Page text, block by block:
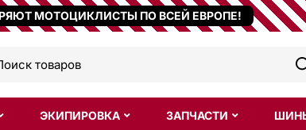
МОТОЦИКЛИСТЫ ПО ВСЕЙ ЕВРОПЕ!
ЭКИПИРОВКА ЗАПЧАСТИ